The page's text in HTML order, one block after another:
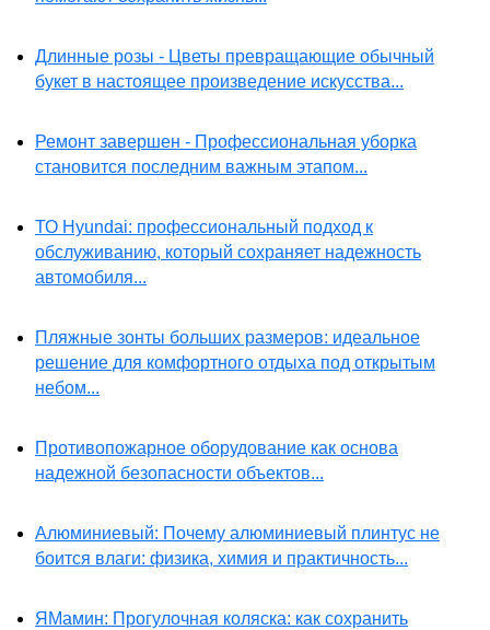
Длинные розы - Цветы превращающие обычный
букет в настоящее произведение искусства...
Ремонт завершен - Профессиональная уборка
становится последним важным этапом...
ТО Hyundai: профессиональный подход к
обслуживанию, который сохраняет надежность
автомобиля...
Пляжные зонты больших размеров: идеальное
решение для комфортного отдыха под открытым
небом...
Противопожарное оборудование как основа
надежной безопасности объектов...
Алюминиевый: Почему алюминиевый плинтус не
боится влаги: физика, химия и практичность...
ЯМамин: Прогулочная коляска: как сохранить